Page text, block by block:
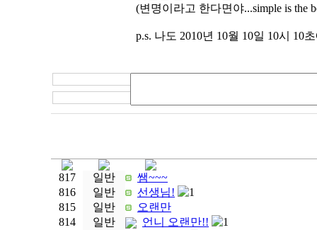
(변명이라고 한다면야...simple is the
p.s. 나도 2010년 10월 10일 10시 10
817 일반
쌤~~~
816
일반 선생님!
1
815
일반
오랜만
814
일반 언니 오랜만!!
1